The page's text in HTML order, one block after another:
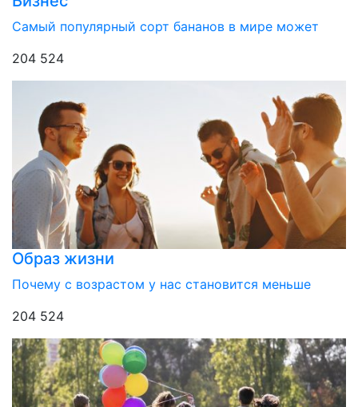
Самый популярный сорт бананов в мире может
204 524
Образ жизни
Почему с возрастом у нас становится меньше
204 524